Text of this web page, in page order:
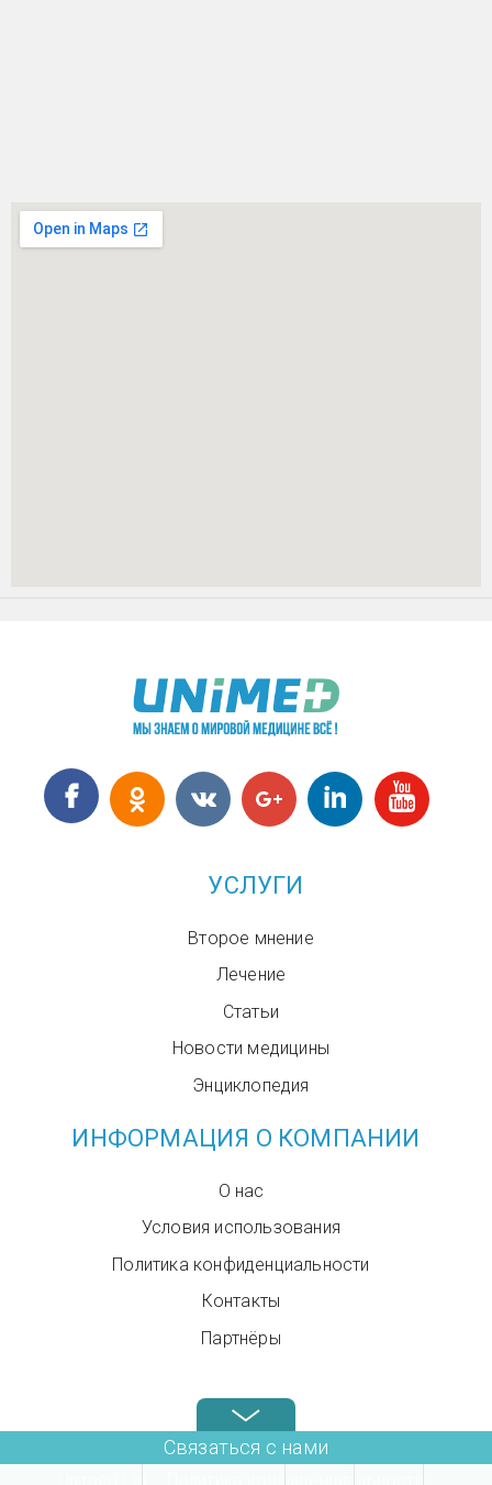
УСЛУГИ
Второе мнение
Лечение
Статьи
Новости медицины
Энциклопедия
ИНФОРМАЦИЯ О КОМПАНИИ
О нас
Условия использования
Политика конфиденциальности
Контакты
Партнёры
Звоните нам в любое время: +972.4.6899580
Связаться с нами